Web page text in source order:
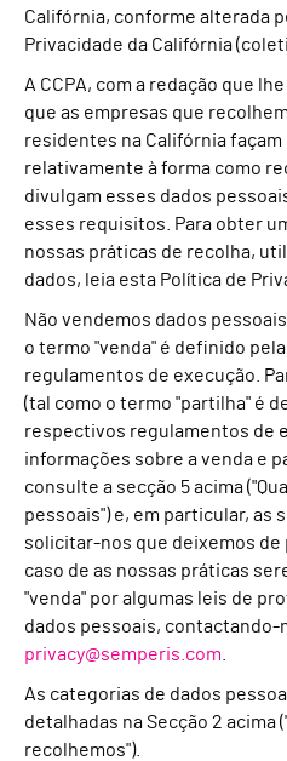
Califórnia, conforme alterada
Privacidade da Califórnia
A CCPA, com a redação que
que as empresas que
residentes na Califórnia
relativamente à forma como
divulgam esses dados
esses requisitos. Para obter
nossas práticas de recolha,
dados, leia esta Política de
Não vendemos dados
o termo "venda" é definido
regulamentos de execução.
(tal como o termo "partilha" é
respectivos regulamentos de
informações sobre a venda e
consulte a secção 5 acima
pessoais") e, em particular, as
solicitar-nos que deixemos de
caso de as nossas práticas
"venda" por algumas leis de
dados pessoais,
privacy@semperis.com
As categorias de dados
detalhadas na Secção 2 acima
recolhemos").